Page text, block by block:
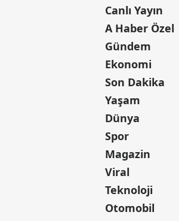
Canlı Yayın
A Haber Özel
Gündem
Ekonomi
Son Dakika
Yaşam
Dünya
Spor
Magazin
Viral
Teknoloji
Otomobil